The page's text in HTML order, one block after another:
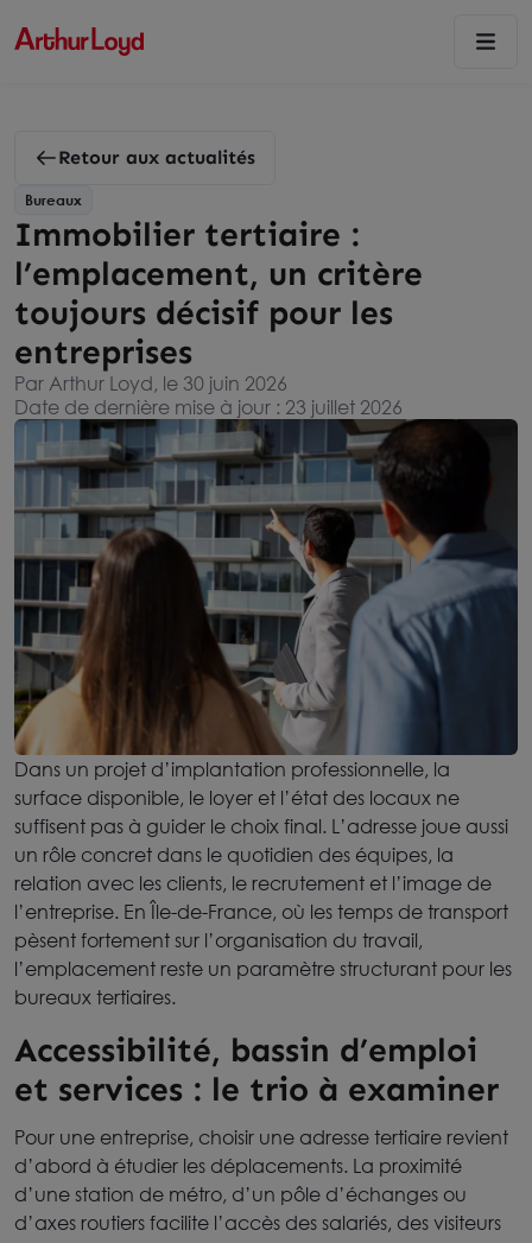
Retour aux actualités
Bureaux
Immobilier tertiaire :
l’emplacement, un critère
toujours décisif pour les
entreprises
Par Arthur Loyd, le 30 juin 2026
Date de dernière mise à jour : 23 juillet 2026
Dans un projet d’implantation professionnelle, la
surface disponible, le loyer et l’état des locaux ne
suffisent pas à guider le choix final. L’adresse joue aussi
un rôle concret dans le quotidien des équipes, la
relation avec les clients, le recrutement et l’image de
l’entreprise. En Île-de-France, où les temps de transport
pèsent fortement sur l’organisation du travail,
l’emplacement reste un paramètre structurant pour les
bureaux tertiaires.
Accessibilité, bassin d’emploi
et services : le trio à examiner
Pour une entreprise, choisir une adresse tertiaire revient
d’abord à étudier les déplacements. La proximité
d’une station de métro, d’un pôle d’échanges ou
d’axes routiers facilite l’accès des salariés, des visiteurs